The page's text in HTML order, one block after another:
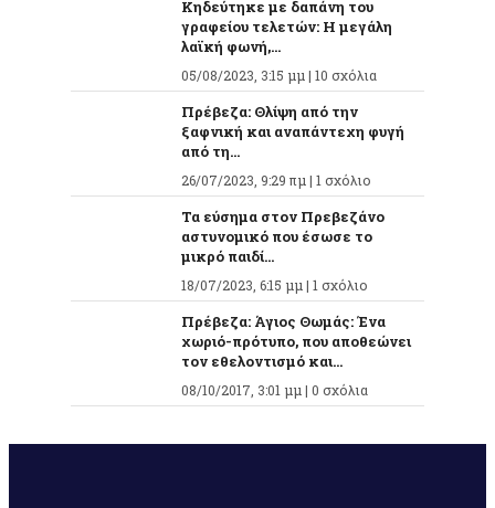
Κηδεύτηκε με δαπάνη του
γραφείου τελετών: Η μεγάλη
λαϊκή φωνή,...
05/08/2023, 3:15 μμ | 10 σχόλια
Πρέβεζα: Θλίψη από την
ξαφνική και αναπάντεχη φυγή
από τη...
26/07/2023, 9:29 πμ | 1 σχόλιο
Τα εύσημα στον Πρεβεζάνο
αστυνομικό που έσωσε το
μικρό παιδί...
18/07/2023, 6:15 μμ | 1 σχόλιο
Πρέβεζα: Άγιος Θωμάς: Ένα
χωριό-πρότυπο, που αποθεώνει
τον εθελοντισμό και...
08/10/2017, 3:01 μμ | 0 σχόλια